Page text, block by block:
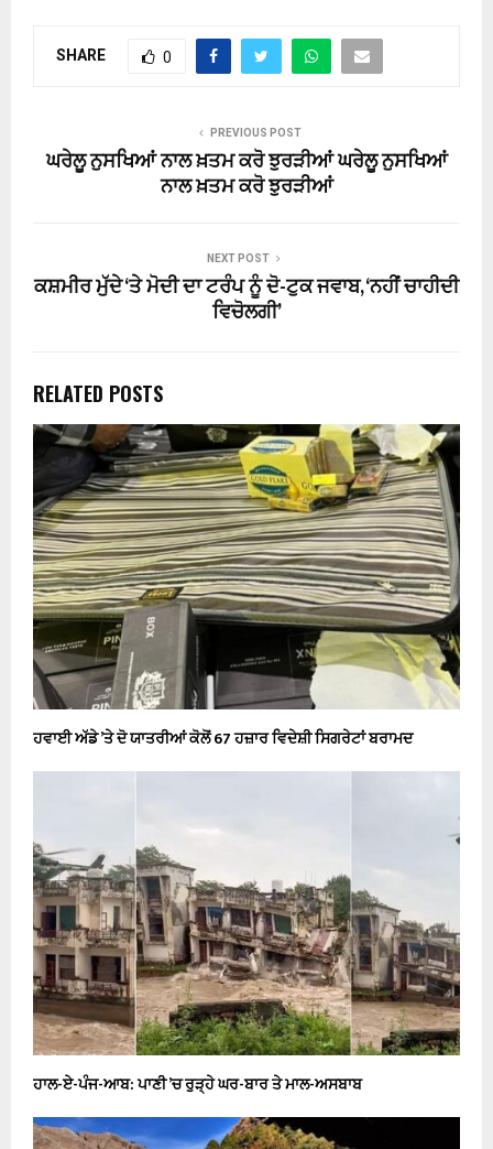
SHARE 0
PREVIOUS POST
ਘਰੇਲੂ ਨੁਸਖਿਆਂ ਨਾਲ ਖ਼ਤਮ ਕਰੋ ਝੁਰੜੀਆਂ ਘਰੇਲੂ ਨੁਸਖਿਆਂ
ਨਾਲ ਖ਼ਤਮ ਕਰੋ ਝੁਰੜੀਆਂ
NEXT POST
ਕਸ਼ਮੀਰ ਮੁੱਦੇ ‘ਤੇ ਮੋਦੀ ਦਾ ਟਰੰਪ ਨੂੰ ਦੋ-ਟੁਕ ਜਵਾਬ, ‘ਨਹੀਂ ਚਾਹੀਦੀ
ਵਿਚੋਲਗੀ’
RELATED POSTS
ਹਵਾਈ ਅੱਡੇ ’ਤੇ ਦੋ ਯਾਤਰੀਆਂ ਕੋਲੋਂ 67 ਹਜ਼ਾਰ ਵਿਦੇਸ਼ੀ ਸਿਗਰੇਟਾਂ ਬਰਾਮਦ
ਹਾਲ-ਏ-ਪੰਜ-ਆਬ: ਪਾਣੀ ’ਚ ਰੁੜ੍ਹੇ ਘਰ-ਬਾਰ ਤੇ ਮਾਲ-ਅਸਬਾਬ